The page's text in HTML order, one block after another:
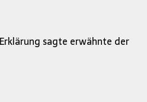
sagte erwähnte der